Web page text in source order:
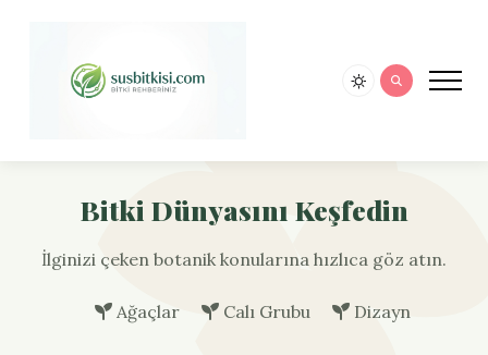
Bitki Dünyasını Keşfedin
İlginizi çeken botanik konularına hızlıca göz atın.
Ağaçlar Calı Grubu Dizayn